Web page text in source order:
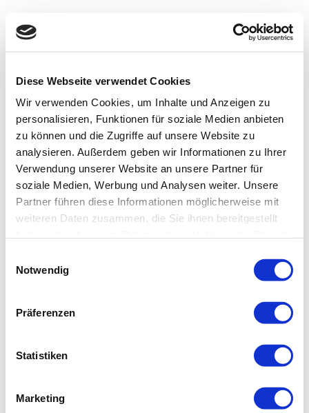
Diese Webseite verwendet Cookies
Wir verwenden Cookies, um Inhalte und Anzeigen zu
personalisieren, Funktionen für soziale Medien anbieten
zu können und die Zugriffe auf unsere Website zu
analysieren. Außerdem geben wir Informationen zu Ihrer
Verwendung unserer Website an unsere Partner für
soziale Medien, Werbung und Analysen weiter. Unsere
Partner führen diese Informationen möglicherweise mit
weiteren Daten zusammen, die Sie ihnen bereitgestellt
Notwendig
Präferenzen
Statistiken
Marketing